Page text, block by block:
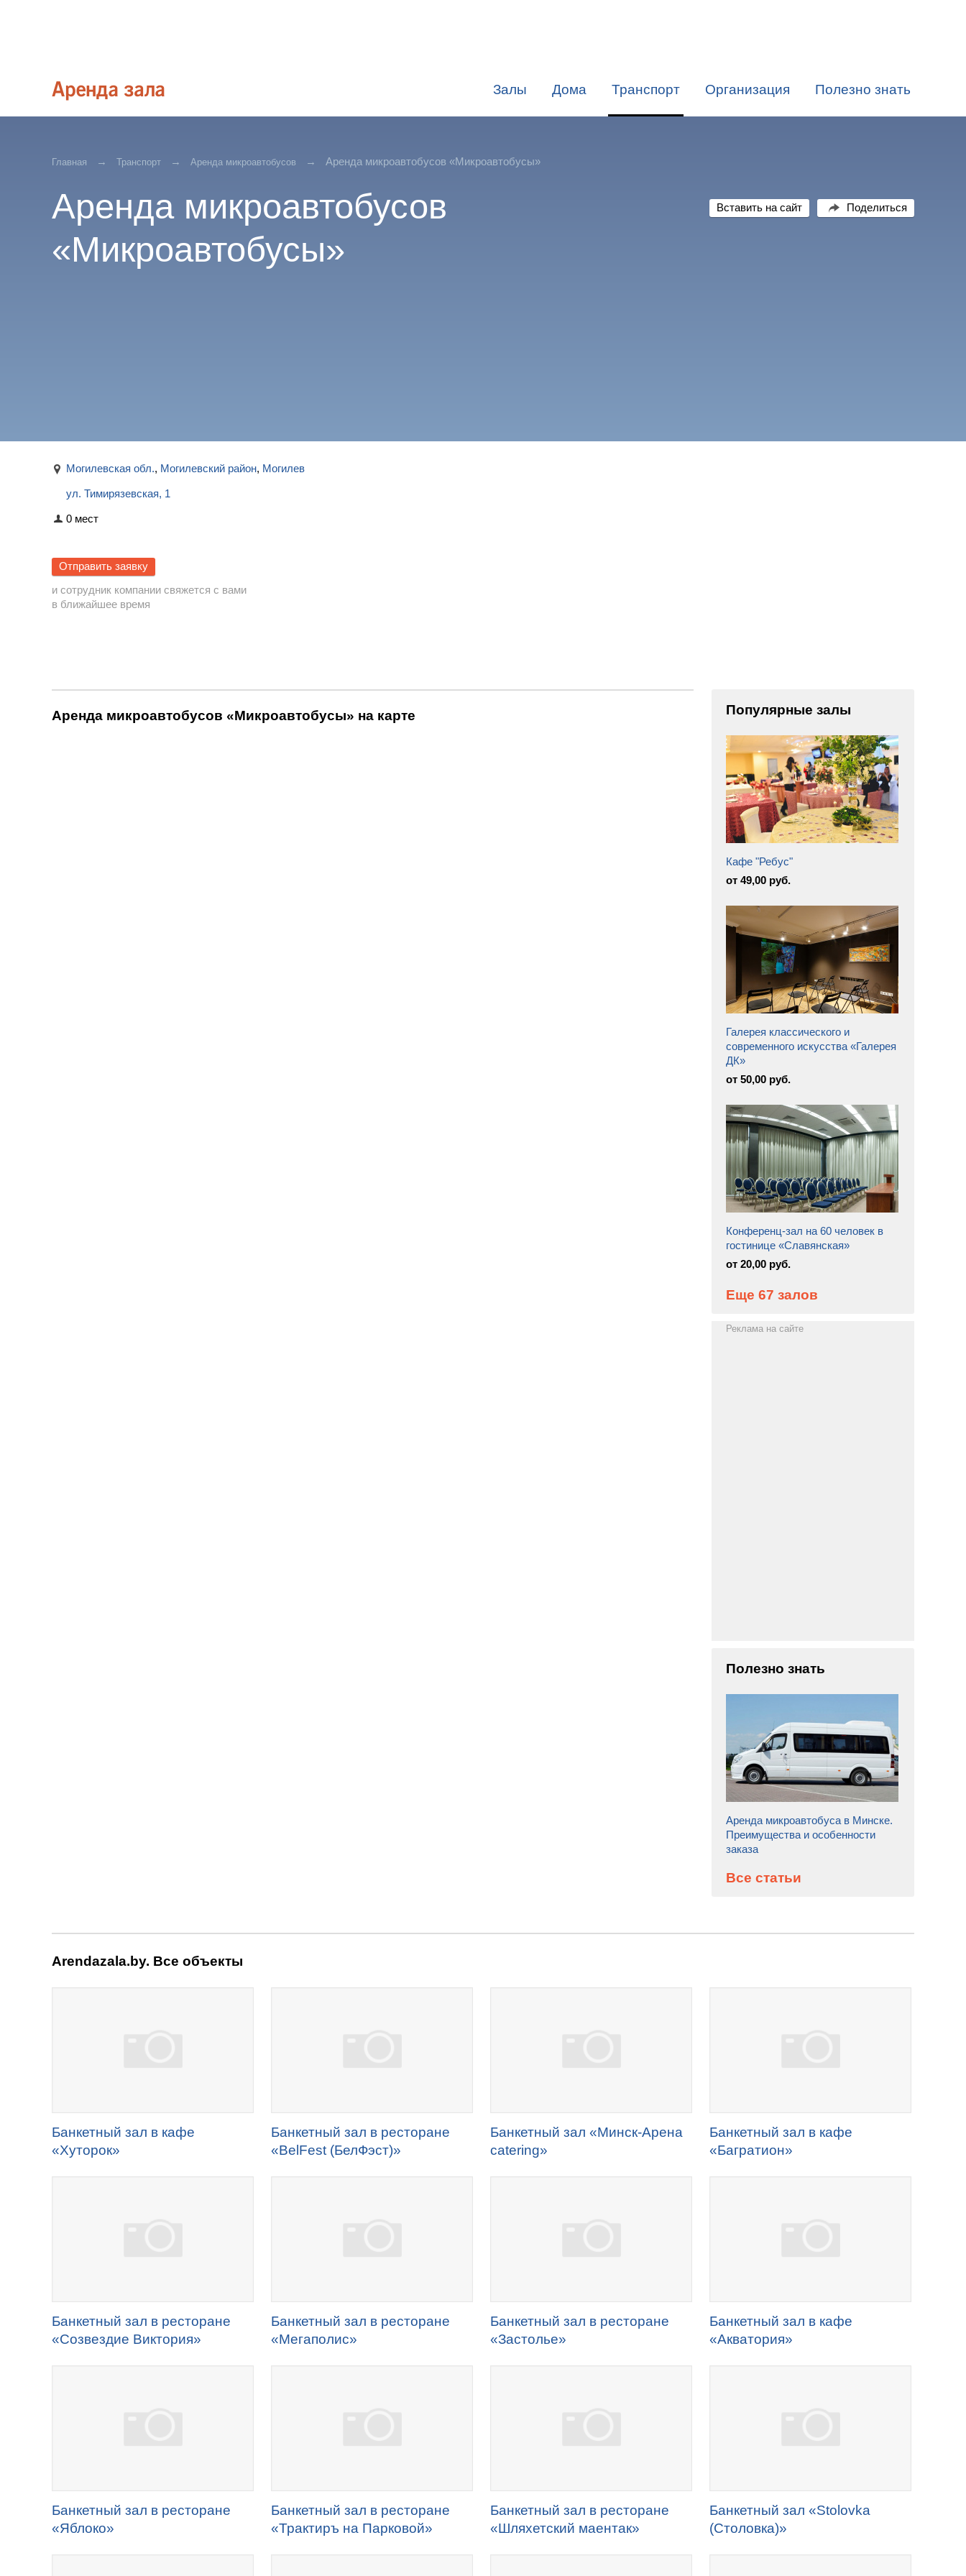
Залы Дома Транспорт Организация Полезно знать
Главная Транспорт Аренда микроавтобусов Аренда микроавтобусов «Микроавтобусы»
Вставить на сайт Поделиться
Аренда микроавтобусов
«Микроавтобусы»
Могилевская обл., Могилевский район, Могилев
ул. Тимирязевская, 1
0 мест
Отправить заявку
и сотрудник компании свяжется с вами
в ближайшее время
Аренда микроавтобусов «Микроавтобусы» на карте Популярные залы
Кафе "Ребус"
от 49,00 руб.
Галерея классического и
современного искусства «Галерея
ДК»
от 50,00 руб.
Конференц-зал на 60 человек в
гостинице «Славянская»
от 20,00 руб.
Еще 67 залов
Реклама на сайте
Полезно знать
Аренда микроавтобуса в Минске.
Преимущества и особенности
заказа
Все статьи
Arendazala.by. Все объекты
Банкетный зал в кафе
«Хуторок»
Банкетный зал в ресторане
«BelFest (БелФэст)»
Банкетный зал «Минск-Арена
catering»
Банкетный зал в кафе
«Багратион»
Банкетный зал в ресторане
«Созвездие Виктория»
Банкетный зал в ресторане
«Мегаполис»
Банкетный зал в ресторане
«Застолье»
Банкетный зал в кафе
«Акватория»
Банкетный зал в ресторане
«Яблоко»
Банкетный зал в ресторане
«Трактиръ на Парковой»
Банкетный зал в ресторане
«Шляхетский маентак»
Банкетный зал «Stolovka
(Столовка)»